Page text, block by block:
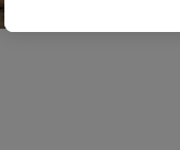
Kaufverhalten in den
genauen